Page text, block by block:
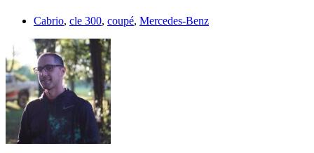
Cabrio, cle 300, coupé, Mercedes-Benz